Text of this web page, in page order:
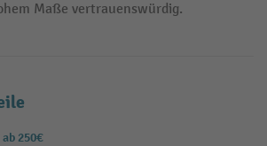
Maße vertrauenswürdig.
250€